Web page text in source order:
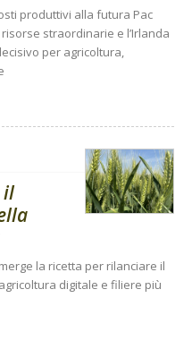
produttivi alla futura Pac
straordinarie e l’Irlanda
per agricoltura,
il
la ricetta per rilanciare il
digitale e filiere più